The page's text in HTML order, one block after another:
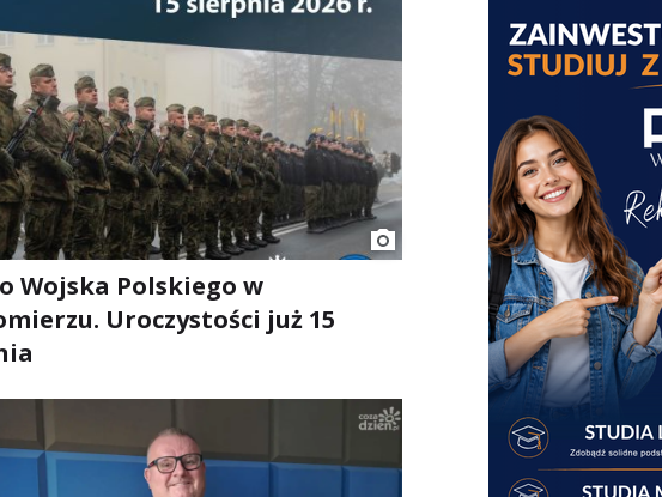
Wojska Polskiego w
Uroczystości już 15